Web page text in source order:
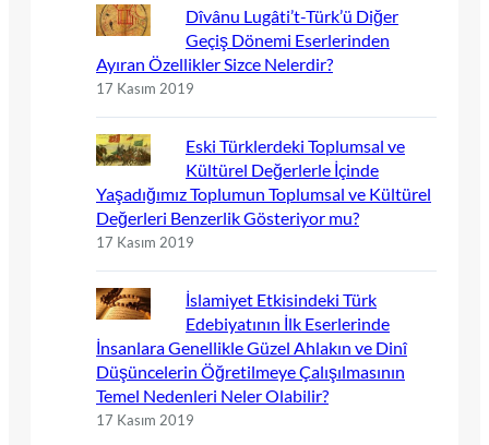
Dîvânu Lugâti’t-Türk’ü Diğer
Geçiş Dönemi Eserlerinden
Ayıran Özellikler Sizce Nelerdir?
17 Kasım 2019
Eski Türklerdeki Toplumsal ve
Kültürel Değerlerle İçinde
Yaşadığımız Toplumun Toplumsal ve Kültürel
Değerleri Benzerlik Gösteriyor mu?
17 Kasım 2019
İslamiyet Etkisindeki Türk
Edebiyatının İlk Eserlerinde
İnsanlara Genellikle Güzel Ahlakın ve Dinî
Düşüncelerin Öğretilmeye Çalışılmasının
Temel Nedenleri Neler Olabilir?
17 Kasım 2019